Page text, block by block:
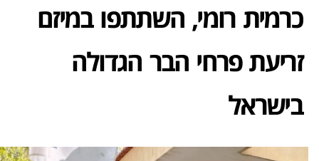
כרמית רומי, השתתפו במיזם
זריעת פרחי הבר הגדולה
בישראל